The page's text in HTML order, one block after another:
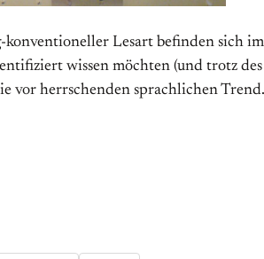
Lesart befinden sich
wissen möchten (und trotz
vor herrschenden sprachlichen